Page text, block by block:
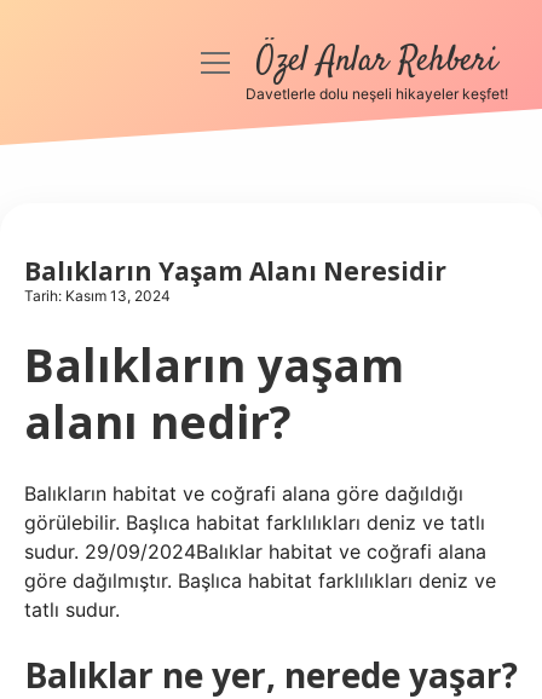
Anasayfa
Hakkımızda
menüyüÖzel Anlar Rehberi
Davetlerle dolu neşeli hikayeler keşfet!
Balıkların Yaşam Alanı Neresidir
Tarih: Kasım 13, 2024
Balıkların yaşam
alanı nedir?
Balıkların habitat ve coğrafi alana göre dağıldığı
görülebilir. Başlıca habitat farklılıkları deniz ve tatlı
sudur. 29/09/2024Balıklar habitat ve coğrafi alana
göre dağılmıştır. Başlıca habitat farklılıkları deniz ve
tatlı sudur.
Balıklar ne yer, nerede yaşar?